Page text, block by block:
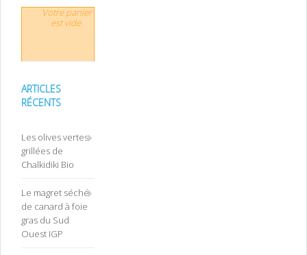
Votre panier
est vide.
ARTICLES
RÉCENTS
Les olives vertes
grillées de
Chalkidiki Bio
Le magret séché
de canard à foie
gras du Sud
Ouest IGP